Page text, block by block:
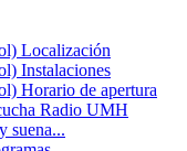
Localización
Instalaciones
Horario de apertura
Radio UMH
suena...